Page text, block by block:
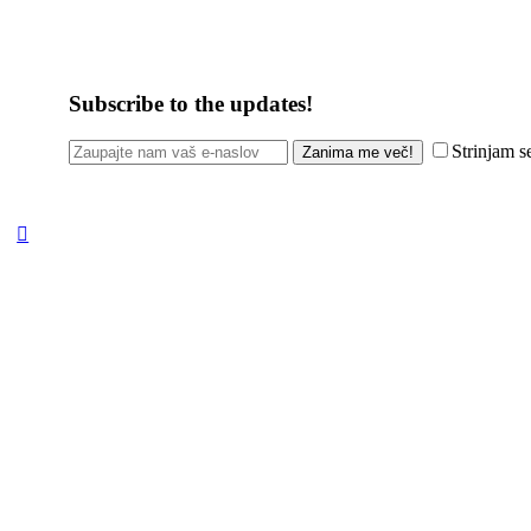
Subscribe to the updates!
Zanima me več! Strinjam